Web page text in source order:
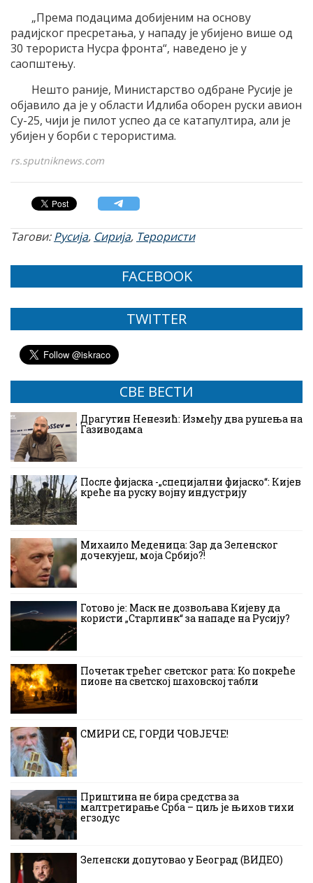
„Према подацима добијеним на основу
радијског пресретања, у нападу је убијено више од
30 терориста Нусра фронта“, наведено је у
саопштењу.
Нешто раније, Министарство одбране Русије је
објавило да је у области Идлиба оборен руски авион
Су-25, чији је пилот успео да се катапултира, али је
убијен у борби с терористима.
rs.sputniknews.com
Тагови:Русија, Сирија, Терористи
FACEBOOK
TWITTER
СВЕ ВЕСТИ
Драгутин Ненезић: Између два рушења на
Газиводама
После фијаска -„специјални фијаско“: Кијев
креће на руску војну индустрију
Михаило Меденица: Зар да Зеленског
дочекујеш, моја Србијо?!
Готово је: Маск не дозвољава Кијеву да
користи „Старлинк“ за нападе на Русију?
Почетак трећег светског рата: Ко покреће
пионе на светској шаховској табли
СМИРИ СЕ, ГОРДИ ЧОВЈЕЧЕ!
Приштина не бира средства за
малтретирање Срба – циљ је њихов тихи
егзодус
Зеленски допутовао у Београд (ВИДЕО)